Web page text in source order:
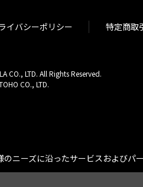
イバシーポリシー 特定商取
CO., LTD. All Rights Reserved.
CO., LTD.
ニーズに沿ったサービスおよび